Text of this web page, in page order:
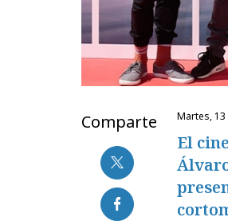
Comparte martes,
El